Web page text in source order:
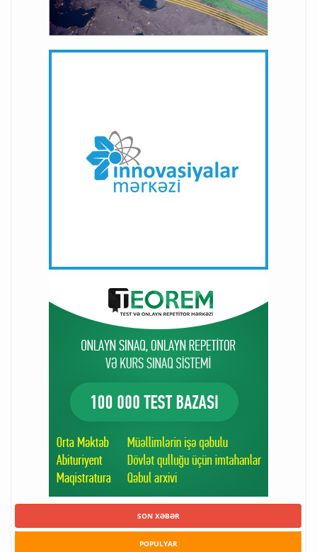
SON XƏBƏR
POPULYAR